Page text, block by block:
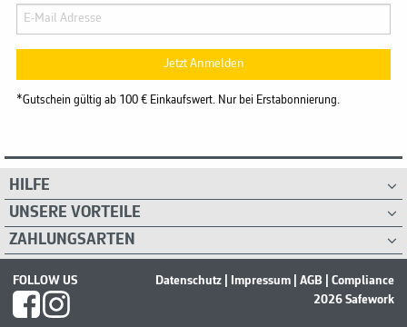
Jetzt Anmelden
*Gutschein gültig ab 100 € Einkaufswert. Nur bei Erstabonnierung.
HILFE
UNSERE VORTEILE
ZAHLUNGSARTEN
FOLLOW US Datenschutz Impressum AGB
Compliance
2026 Safework